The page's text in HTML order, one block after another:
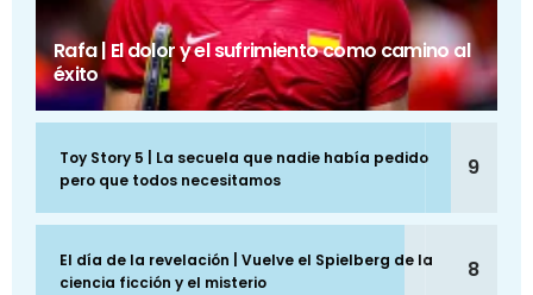
Rafa | El dolor y el sufrimiento como camino al
éxito
Toy Story 5 | La secuela que nadie había pedido
pero que todos necesitamos
9
El día de la revelación | Vuelve el Spielberg de la
ciencia ficción y el misterio
8